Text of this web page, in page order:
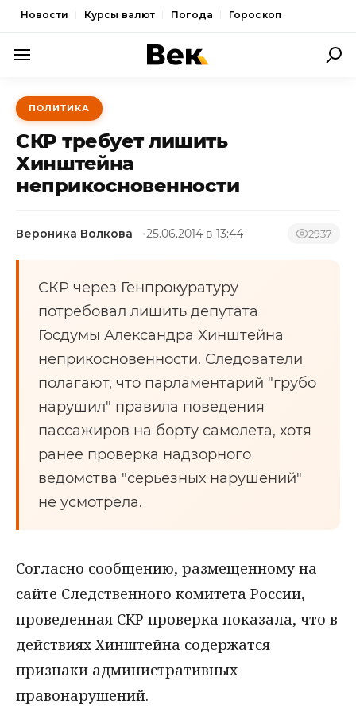
Новости Курсы валют Погода Гороскоп
ПОЛИТИКА
ЭКОНОМИКА
ОБЩЕСТВО
СПОРТ
ПОЛИТИКА
СКР требует лишить
Хинштейна
неприкосновенности
Вероника Волкова 25.06.2014 в 13:44 2937
СКР через Генпрокуратуру
потребовал лишить депутата
Госдумы Александра Хинштейна
неприкосновенности. Следователи
полагают, что парламентарий "грубо
нарушил" правила поведения
пассажиров на борту самолета, хотя
ранее проверка надзорного
ведомства "серьезных нарушений"
не усмотрела.
Согласно сообщению, размещенному на
сайте Следственного комитета России,
проведенная СКР проверка показала, что в
действиях Хинштейна содержатся
признаки административных
правонарушений.